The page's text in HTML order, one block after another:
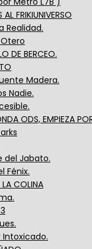
AL FRIKIUNIVERSO
Realidad.
Otero
DE BERCEO.
Madera.
Nadie.
ODS, EMPIEZA
del Jabato.
Fénix.
COLINA
Intoxicado.